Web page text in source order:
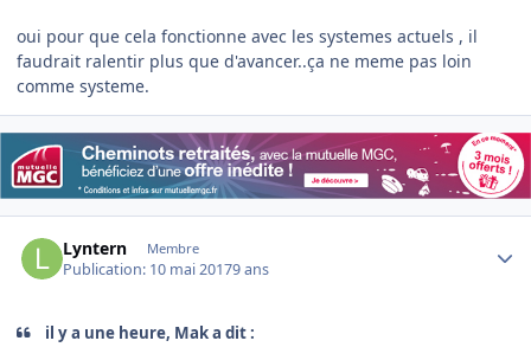
oui pour que cela fonctionne avec les systemes actuels , il
faudrait ralentir plus que d'avancer..ça ne meme pas loin
comme systeme.
Lyntern Membre
Publication: 10 mai 20179 ans
il y a une heure, Mak a dit :